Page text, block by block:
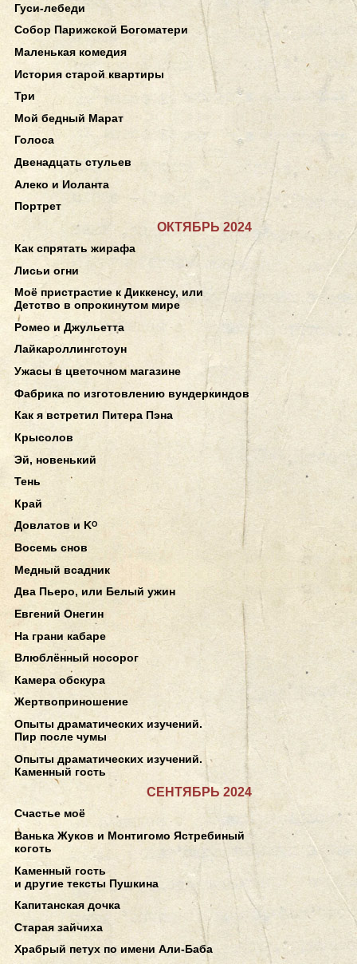
Гуси-лебеди
Собор Парижской Богоматери
Маленькая комедия
История старой квартиры
Три
Мой бедный Марат
Голоса
Двенадцать стульев
Алеко и Иоланта
Портрет
ОКТЯБРЬ 2024
Как спрятать жирафа
Лисьи огни
Моё пристрастие к Диккенсу, или
Детство в опрокинутом мире
Ромео и Джульетта
Лайкароллингстоун
Ужасы в цветочном магазине
Фабрика по изготовлению вундеркиндов
Как я встретил Питера Пэна
Крысолов
Эй, новенький
Тень
Край
Довлатов и Kᴼ
Восемь снов
Медный всадник
Два Пьеро, или Белый ужин
Евгений Онегин
На грани кабаре
Влюблённый носорог
Камера обскура
Жертвоприношение
Опыты драматических изучений.
Пир после чумы
Опыты драматических изучений.
Каменный гость
СЕНТЯБРЬ 2024
Счастье моё
Ванька Жуков и Монтигомо Ястребиный
коготь
Каменный гость
и другие тексты Пушкина
Капитанская дочка
Старая зайчиха
Храбрый петух по имени Али-Баба